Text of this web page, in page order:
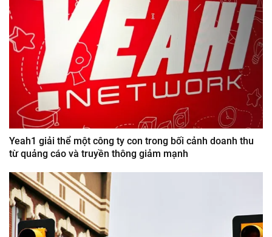
Yeah1 giải thể một công ty con trong bối cảnh doanh thu
từ quảng cáo và truyền thông giảm mạnh